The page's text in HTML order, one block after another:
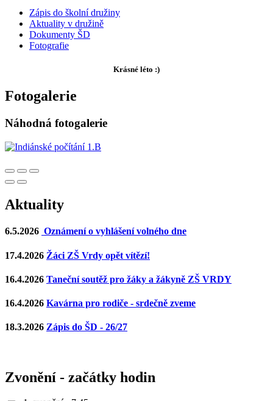
Zápis do školní družiny
Aktuality v družině
Dokumenty ŠD
Fotografie
Krásné léto :)
Fotogalerie
Náhodná fotogalerie
Aktuality
6.5.2026 Oznámení o vyhlášení volného dne
17.4.2026 Žáci ZŠ Vrdy opět vítězí!
16.4.2026 Taneční soutěž pro žáky a žákyně ZŠ VRDY
16.4.2026 Kavárna pro rodiče - srdečně zveme
18.3.2026 Zápis do ŠD - 26/27
Zvonění - začátky hodin